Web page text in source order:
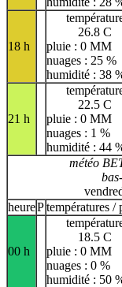
18 h
26.8 C
pluie : 0 MM
nuages : 25 %
humidité : 38
21 h
22.5 C
pluie : 0 MM
nuages : 1 %
humidité : 44
météo
heurePtempératures /
00 h
18.5 C
pluie : 0 MM
nuages : 0 %
humidité : 50